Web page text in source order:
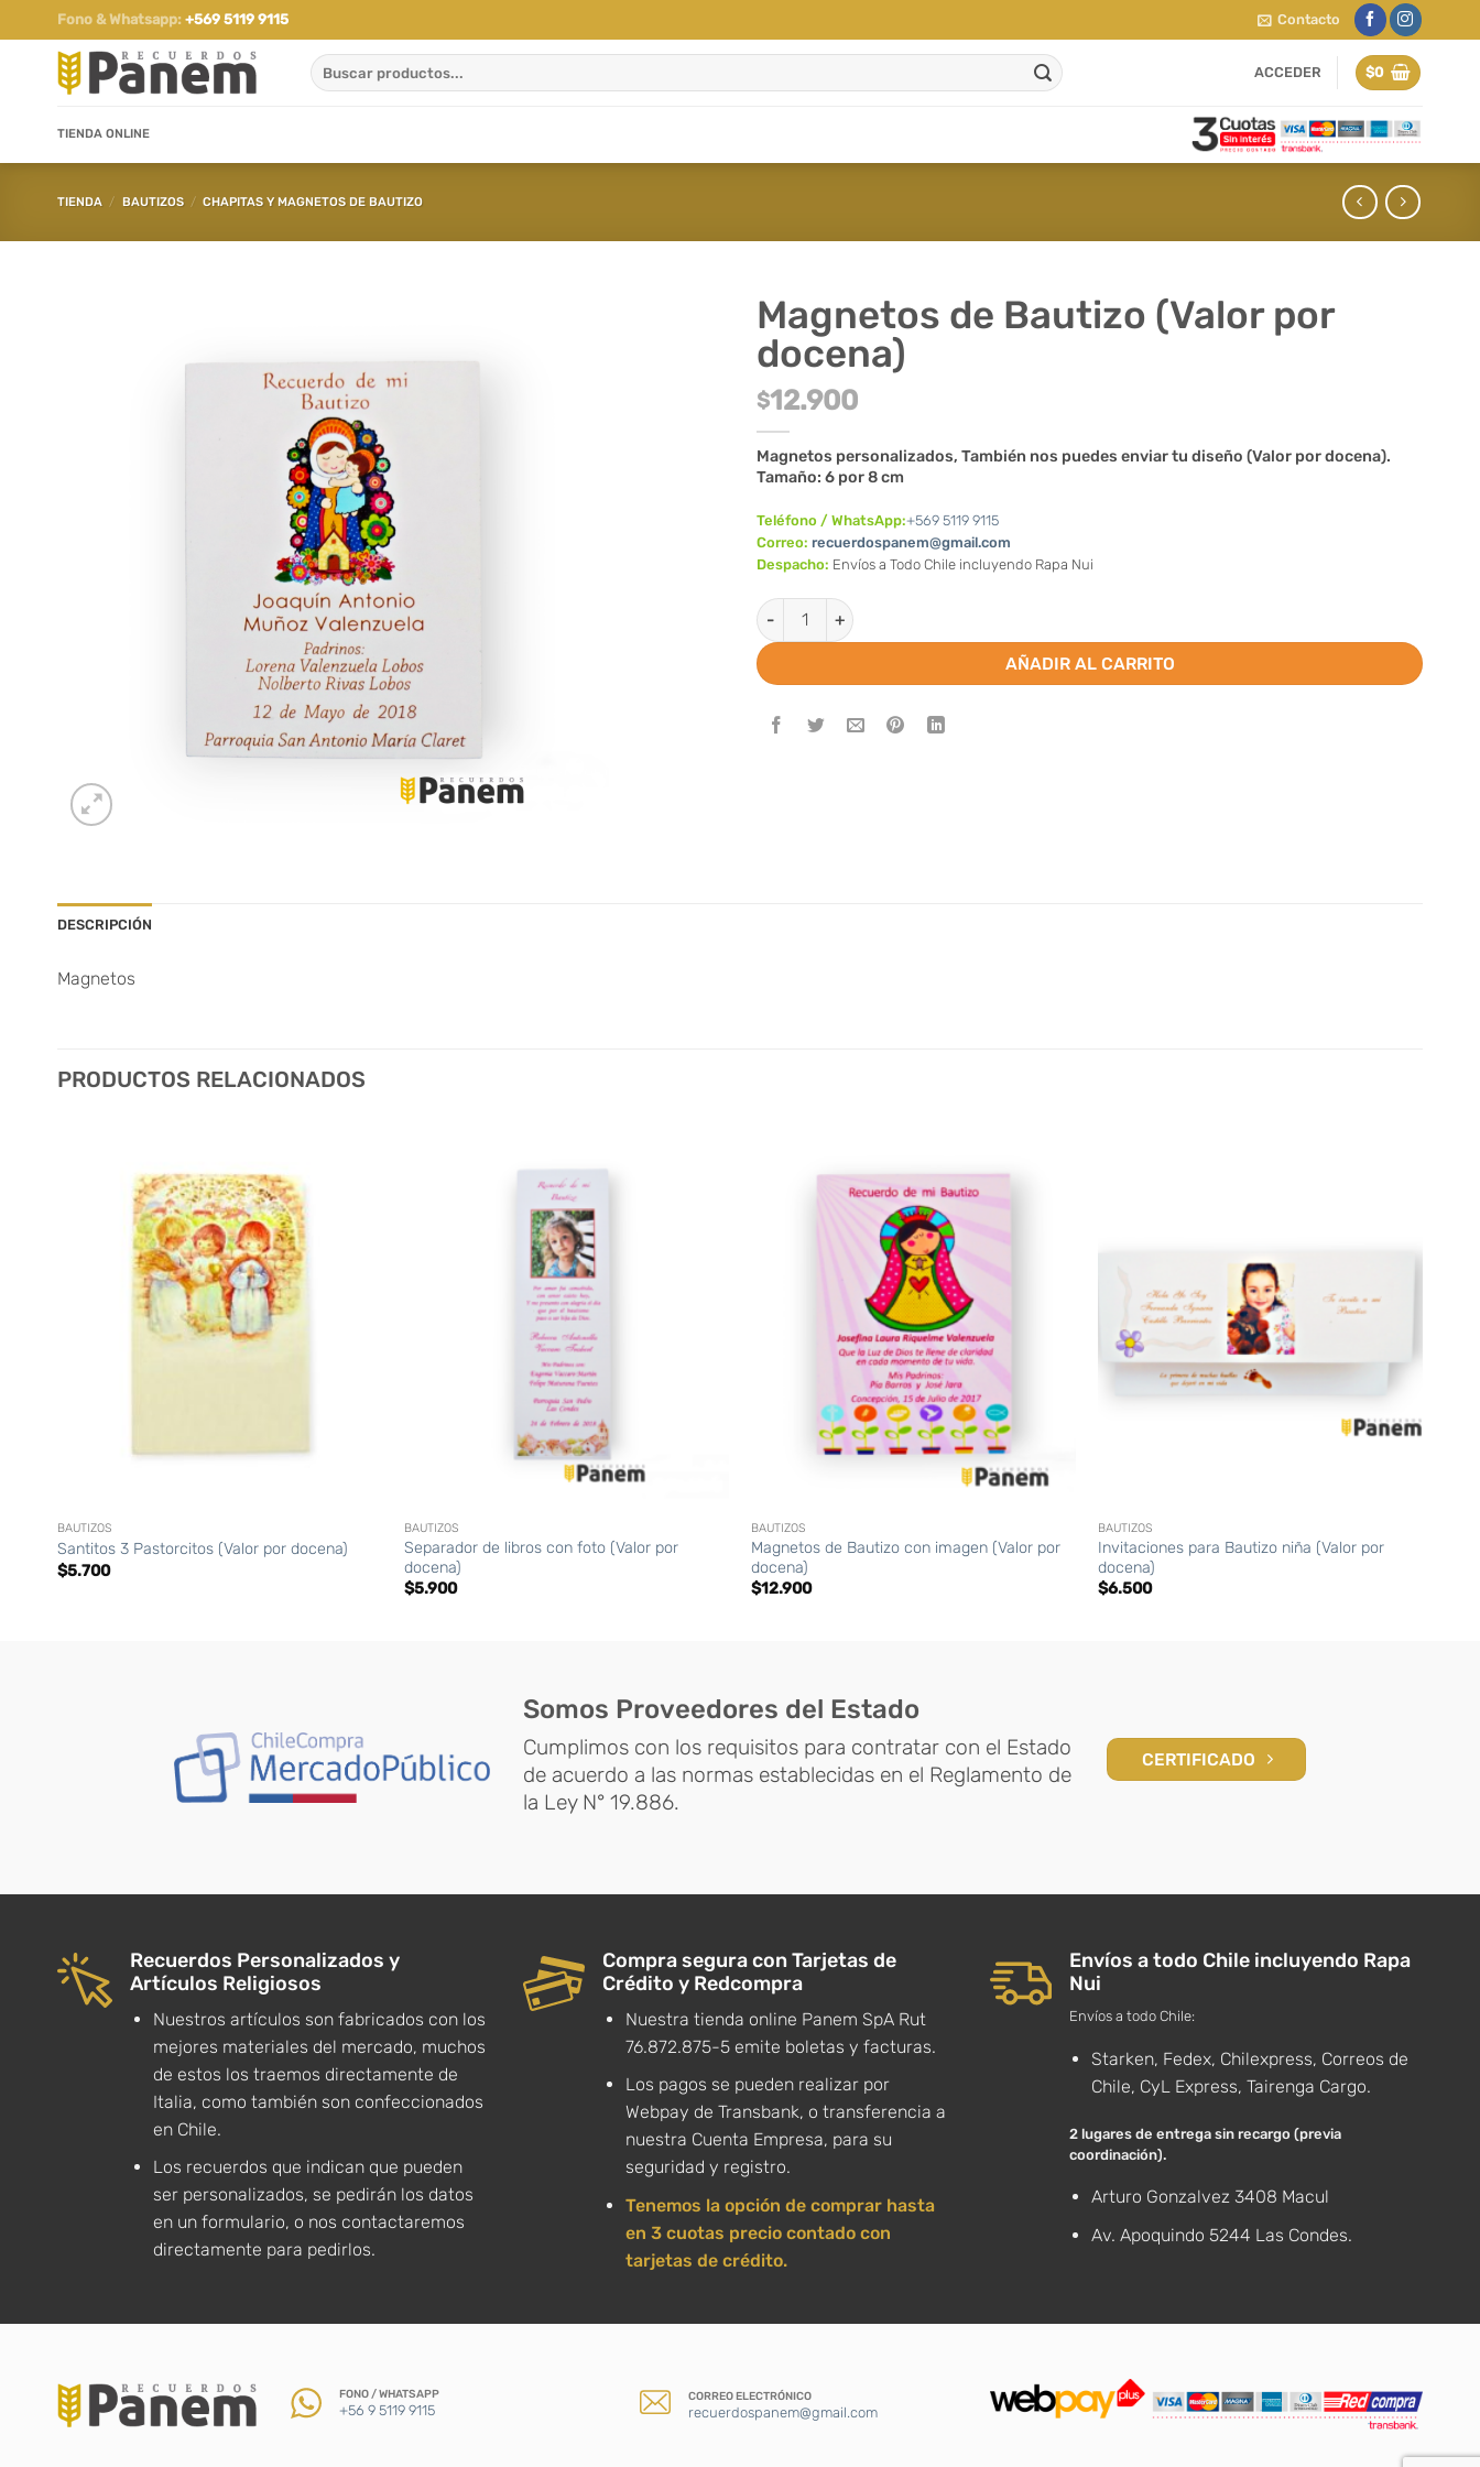
al
contenido
Fono & Whatsapp: +569 5119 9115 Contacto
Buscar
por:
ACCEDER $0
TIENDA ONLINE
TIENDA / BAUTIZOS / CHAPITAS Y MAGNETOS DE BAUTIZO
Magnetos de Bautizo (Valor por
docena)
$12.900
Magnetos personalizados, También nos puedes enviar tu diseño (Valor por docena).
Tamaño: 6 por 8 cm
Teléfono / WhatsApp:+569 5119 9115
Correo: recuerdospanem@gmail.com
Despacho: Envíos a Todo Chile incluyendo Rapa Nui
Magnetos de Bautizo (Valor por docena) cantidad
AÑADIR AL CARRITO
DESCRIPCIÓN
Magnetos
PRODUCTOS RELACIONADOS
BAUTIZOS
Santitos 3 Pastorcitos (Valor por docena)
$5.700
BAUTIZOS
Separador de libros con foto (Valor por
docena)
$5.900
BAUTIZOS
Magnetos de Bautizo con imagen (Valor por
docena)
$12.900
BAUTIZOS
Invitaciones para Bautizo niña (Valor por
docena)
$6.500
Somos Proveedores del Estado
Cumplimos con los requisitos para contratar con el Estado
de acuerdo a las normas establecidas en el Reglamento de
la Ley N° 19.886.
CERTIFICADO
Recuerdos Personalizados y
Artículos Religiosos
Nuestros artículos son fabricados con los
mejores materiales del mercado, muchos
de estos los traemos directamente de
Italia, como también son confeccionados
en Chile.
Los recuerdos que indican que pueden
ser personalizados, se pedirán los datos
en un formulario, o nos contactaremos
directamente para pedirlos.
Compra segura con Tarjetas de
Crédito y Redcompra
Nuestra tienda online Panem SpA Rut
76.872.875-5 emite boletas y facturas.
Los pagos se pueden realizar por
Webpay de Transbank, o transferencia a
nuestra Cuenta Empresa, para su
seguridad y registro.
Tenemos la opción de comprar hasta
en 3 cuotas precio contado con
tarjetas de crédito.
Envíos a todo Chile incluyendo Rapa
Nui
Envíos a todo Chile:
Starken, Fedex, Chilexpress, Correos de
Chile, CyL Express, Tairenga Cargo.
2 lugares de entrega sin recargo (previa
coordinación).
Arturo Gonzalvez 3408 Macul
Av. Apoquindo 5244 Las Condes.
FONO / WHATSAPP
+56 9 5119 9115
CORREO ELECTRÓNICO
recuerdospanem@gmail.com